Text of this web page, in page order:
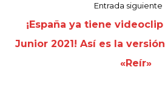
Entrada siguiente
¡España ya tiene
Junior 2021! Así es la
«Reír»